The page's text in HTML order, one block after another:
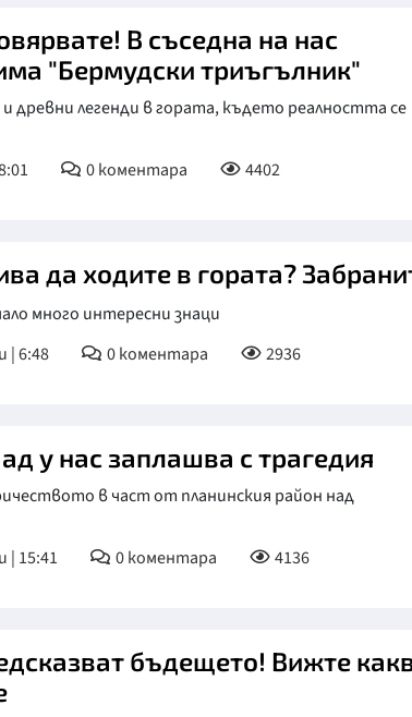
В съседна на нас
"Бермудски триъгълник"
и древни легенди в гората, където реалността се
0коментара 4402
да ходите в гората?
много интересни знаци
| 6:48
0коментара 2936
у нас заплашва с трагедия
в част от планинския район над
| 15:41
0коментара 4136
бъдещето! Вижте